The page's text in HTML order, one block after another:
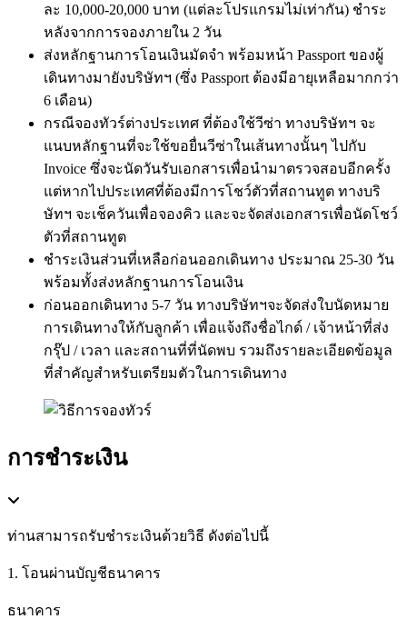
ละ 10,000-20,000 บาท (แต่ละโปรแกรมไม่เท่ากัน) ชำระ
หลังจากการจองภายใน 2 วัน
ส่งหลักฐานการโอนเงินมัดจำ พร้อมหน้า Passport ของผู้
เดินทางมายังบริษัทฯ (ซึ่ง Passport ต้องมีอายุเหลือมากกว่า
6 เดือน)
กรณีจองทัวร์ต่างประเทศ ที่ต้องใช้วีซ่า ทางบริษัทฯ จะ
แนบหลักฐานที่จะใช้ขอยื่นวีซ่าในเส้นทางนั้นๆ ไปกับ
Invoice ซึ่งจะนัดวันรับเอกสารเพื่อนำมาตรวจสอบอีกครั้ง
แต่หากไปประเทศที่ต้องมีการโชว์ตัวที่สถานทูต ทางบริ
ษัทฯ จะเช็ควันเพื่อจองคิว และจะจัดส่งเอกสารเพื่อนัดโชว์
ตัวที่สถานทูต
ชำระเงินส่วนที่เหลือก่อนออกเดินทาง ประมาณ 25-30 วัน
พร้อมทั้งส่งหลักฐานการโอนเงิน
ก่อนออกเดินทาง 5-7 วัน ทางบริษัทฯจะจัดส่งใบนัดหมาย
การเดินทางให้กับลูกค้า เพื่อแจ้งถึงชื่อไกด์ / เจ้าหน้าที่ส่ง
กรุ๊ป / เวลา และสถานที่ที่นัดพบ รวมถึงรายละเอียดข้อมูล
ที่สำคัญสำหรับเตรียมตัวในการเดินทาง
การชำระเงิน
ท่านสามารถรับชำระเงินด้วยวิธี ดังต่อไปนี้
1. โอนผ่านบัญชีธนาคาร
ธนาคาร